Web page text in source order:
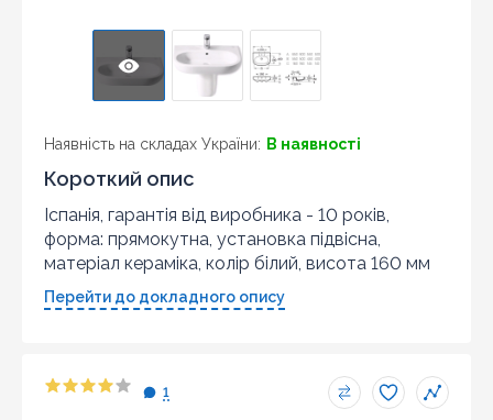
Наявність на складах України: В наявності
Короткий опис
Іспанія, гарантія від виробника - 10 років,
форма: прямокутна, установка підвісна,
матеріал кераміка, колір білий, висота 160 мм
Перейти до докладного опису
1